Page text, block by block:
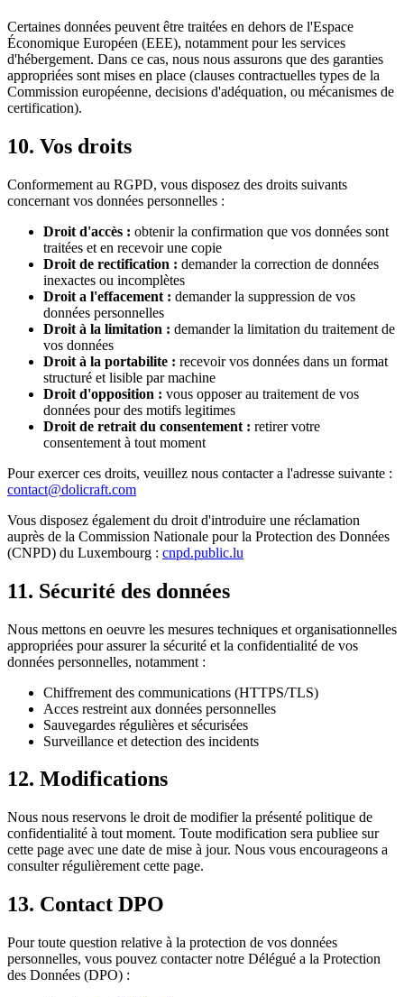
Certaines données peuvent être traitées en dehors de l'Espace
Économique Européen (EEE), notamment pour les services
d'hébergement. Dans ce cas, nous nous assurons que des garanties
appropriées sont mises en place (clauses contractuelles types de la
Commission européenne, decisions d'adéquation, ou mécanismes de
certification).
10. Vos droits
Conformement au RGPD, vous disposez des droits suivants
concernant vos données personnelles :
Droit d'accès : obtenir la confirmation que vos données sont
traitées et en recevoir une copie
Droit de rectification : demander la correction de données
inexactes ou incomplètes
Droit a l'effacement : demander la suppression de vos
données personnelles
Droit à la limitation : demander la limitation du traitement de
vos données
Droit à la portabilite : recevoir vos données dans un format
structuré et lisible par machine
Droit d'opposition : vous opposer au traitement de vos
données pour des motifs legitimes
Droit de retrait du consentement : retirer votre
consentement à tout moment
Pour exercer ces droits, veuillez nous contacter a l'adresse suivante :
contact@dolicraft.com
Vous disposez également du droit d'introduire une réclamation
auprès de la Commission Nationale pour la Protection des Données
(CNPD) du Luxembourg : cnpd.public.lu
11. Sécurité des données
Nous mettons en oeuvre les mesures techniques et organisationnelles
appropriées pour assurer la sécurité et la confidentialité de vos
données personnelles, notamment :
Chiffrement des communications (HTTPS/TLS)
Acces restreint aux données personnelles
Sauvegardes régulières et sécurisées
Surveillance et detection des incidents
12. Modifications
Nous nous reservons le droit de modifier la présenté politique de
confidentialité à tout moment. Toute modification sera publiee sur
cette page avec une date de mise à jour. Nous vous encourageons a
consulter régulièrement cette page.
13. Contact DPO
Pour toute question relative à la protection de vos données
personnelles, vous pouvez contacter notre Délégué a la Protection
des Données (DPO) :